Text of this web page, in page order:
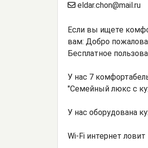
eldar.chon@mail.ru
Если вы ищете
вам: Добро
Бесплатное
У нас 7
"Семейный люкс с
У нас оборудована
Wi-Fi интернет